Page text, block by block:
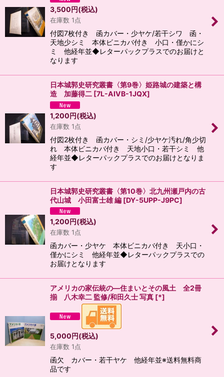
3,500円(税込)
在庫数 1点
付図7枚付き 函カバー・少ヤケ/若干シワ 函・
天地少シミ 本体ビニカバ付き 小口・僅かにシ
ミ 他経年並◆レターパックプラスでのお届けと
なります
日本城郭史研究叢書〈第9巻〉姫路城の建築と構
造 加藤得二 [7L-AIVB-1JQX]
1,200円(税込)
在庫数 1点
付図2枚付き 函カバー・シミ/少ヤケ汚れ/角少切
れ 本体ビニカバ付き 天地小口・若干シミ 他
経年並◆レターパックプラスでのお届けとなりま
す
日本城郭史研究叢書〈第10巻〉北九州瀬戸内の古
代山城 小田富士雄 編 [DY-5UPP-J9PC]
1,200円(税込)
在庫数 1点
函カバー・少ヤケ 本体ビニカバ付き 天小口・
僅かにシミ 他経年並◆レターパックプラスでの
お届けとなります
アメリカの家伝統の―住まいとその風土 全2冊
揃 八木幸二 監修/和田久士 写真 [*]
5,000円(税込)
在庫数 1点
函欠 カバー・若干ヤケ 他経年並※送料無料商
品です